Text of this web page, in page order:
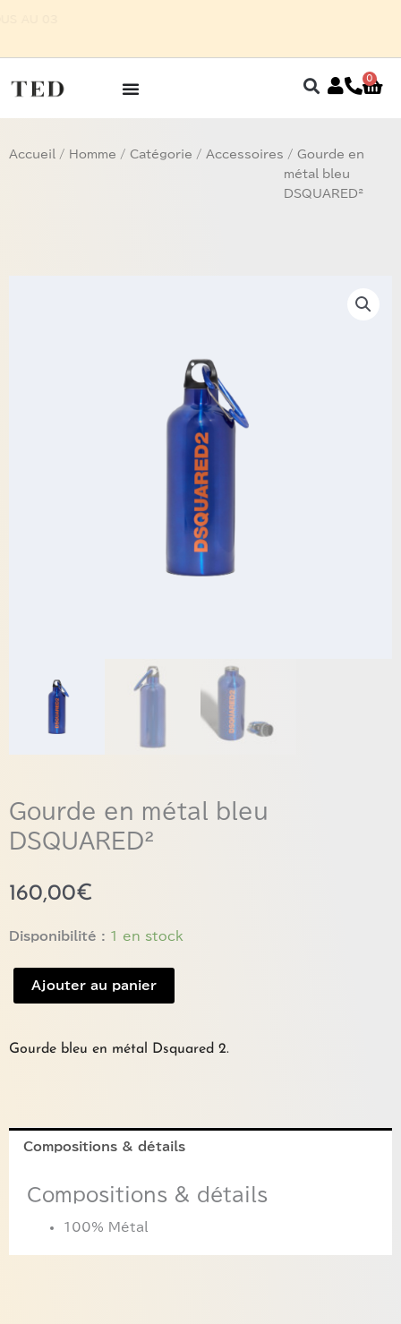
0
Accueil / Homme / Catégorie / Accessoires / Gourde en
métal bleu
DSQUARED²
Gourde en métal bleu
DSQUARED²
160,00€
Disponibilité : 1 en stock
quantité
DSQUARED²
Ajouter au panier
Gourde bleu en métal Dsquared 2.
Compositions & détails
Compositions & détails
100% Métal